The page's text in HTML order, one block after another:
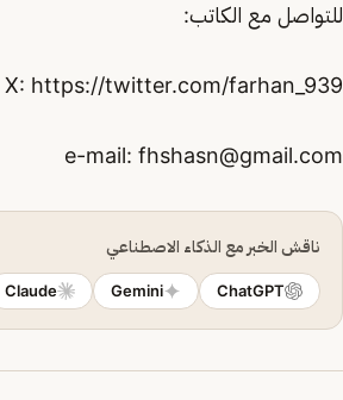
للتواصل مع الكاتب:
X: https://twitter.com/farhan_939
fhshasn@gmail.com
ناقش الخبر مع الذكاء الاصطناعي
ChatGPT
Gemini
Claude